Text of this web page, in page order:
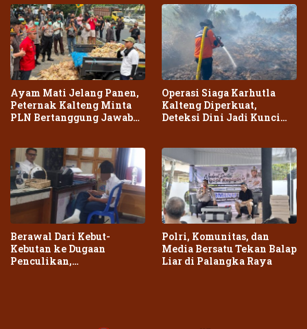
Ayam Mati Jelang Panen,
Peternak Kalteng Minta
PLN Bertanggung Jawab
Operasi Siaga Karhutla
Kalteng Diperkuat,
Deteksi Dini Jadi Kunci
Berawal Dari Kebut-
Kebutan ke Dugaan
Penculikan,
Polri, Komunitas, dan
Media Bersatu Tekan Balap
Liar di Palangka Raya